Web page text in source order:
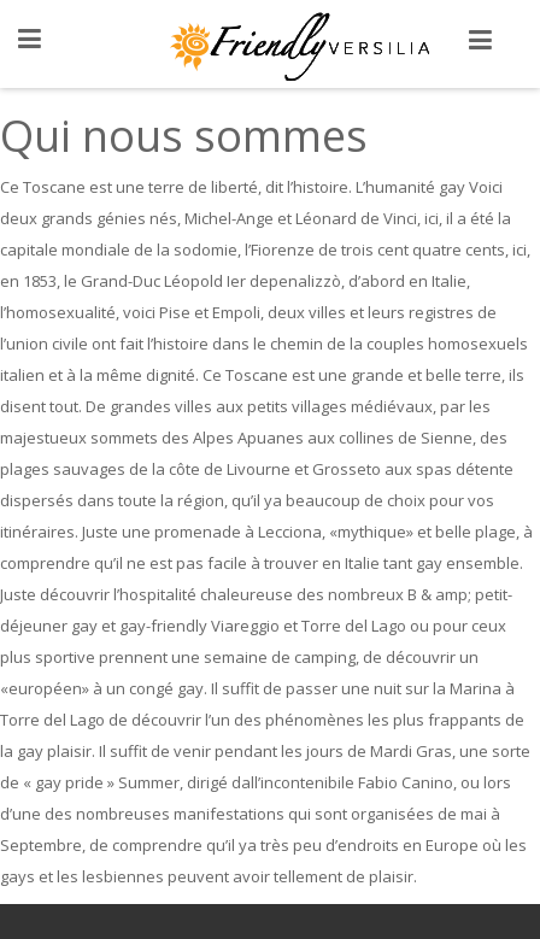
Qui nous sommes
Ce Toscane est une terre de liberté, dit l’histoire. L’humanité gay Voici
deux grands génies nés, Michel-Ange et Léonard de Vinci, ici, il a été la
capitale mondiale de la sodomie, l’Fiorenze de trois cent quatre cents, ici,
en 1853, le Grand-Duc Léopold Ier depenalizzò, d’abord en Italie,
l’homosexualité, voici Pise et Empoli, deux villes et leurs registres de
l’union civile ont fait l’histoire dans le chemin de la couples homosexuels
italien et à la même dignité. Ce Toscane est une grande et belle terre, ils
disent tout. De grandes villes aux petits villages médiévaux, par les
majestueux sommets des Alpes Apuanes aux collines de Sienne, des
plages sauvages de la côte de Livourne et Grosseto aux spas détente
dispersés dans toute la région, qu’il ya beaucoup de choix pour vos
itinéraires. Juste une promenade à Lecciona, «mythique» et belle plage, à
comprendre qu’il ne est pas facile à trouver en Italie tant gay ensemble.
Juste découvrir l’hospitalité chaleureuse des nombreux B & amp; petit-
déjeuner gay et gay-friendly Viareggio et Torre del Lago ou pour ceux
plus sportive prennent une semaine de camping, de découvrir un
«européen» à un congé gay. Il suffit de passer une nuit sur la Marina à
Torre del Lago de découvrir l’un des phénomènes les plus frappants de
la gay plaisir. Il suffit de venir pendant les jours de Mardi Gras, une sorte
de « gay pride » Summer, dirigé dall’incontenibile Fabio Canino, ou lors
d’une des nombreuses manifestations qui sont organisées de mai à
Septembre, de comprendre qu’il ya très peu d’endroits en Europe où les
gays et les lesbiennes peuvent avoir tellement de plaisir.